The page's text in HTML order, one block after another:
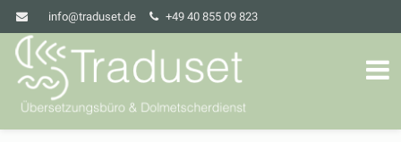
info@traduset.de +49 40 855 09 823